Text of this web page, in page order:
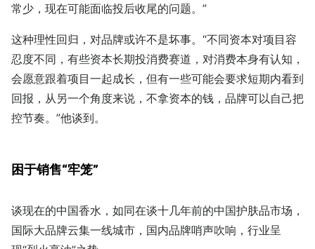
常少，现在可能面临投后收尾的问题。”
这种理性回归，对品牌或许不是坏事。“不同资本对项目容
忍度不同，有些资本长期投消费赛道，对消费本身有认知，
会愿意跟着项目一起成长，但有一些可能会要求短期内看到
回报，从另一个角度来说，不拿资本的钱，品牌可以自己把
控节奏。”他谈到。
困于销售“牢笼”
谈现在的中国香水，如同在谈十几年前的中国护肤品市场，
国际大品牌云集一线城市，国内品牌哨声吹响，行业呈